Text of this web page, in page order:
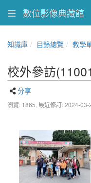
數位影像典藏館
知識庫 目錄總覽 教學
校外參訪
分享
瀏覽: 1865, 最近修訂: 2024-03-